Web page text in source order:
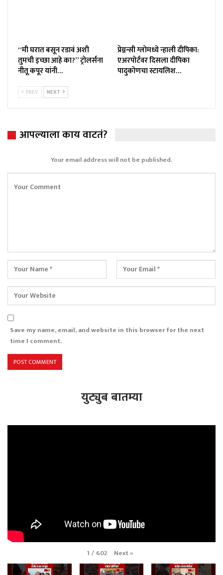
“मी घरात बसून रडावं अशी
तुमची इच्छा आहे का?” ट्रोलर्सना
नीतू कपूर यांनी…
प्रेग्नन्सी ग्लोमध्ये न्हाली दीपिका:
एअरपोर्टवर दिसला दीपिका
पादुकोणचा स्टायलिश…
PREV NEXT
आपल्याला काय वाटतं?
Your email address will not be published.
Save my name, email, and website in this browser for the next
time I comment.
युट्युब बातम्या
1 / 602 Next»